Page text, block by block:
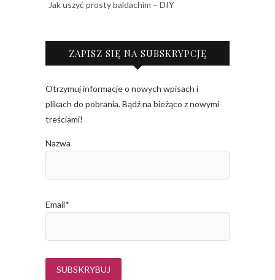
Jak uszyć prosty baldachim – DIY
ZAPISZ SIĘ NA SUBSKRYPCJĘ
Otrzymuj informacje o nowych wpisach i
plikach do pobrania. Bądź na bieżąco z nowymi
treściami!
Nazwa
Email*